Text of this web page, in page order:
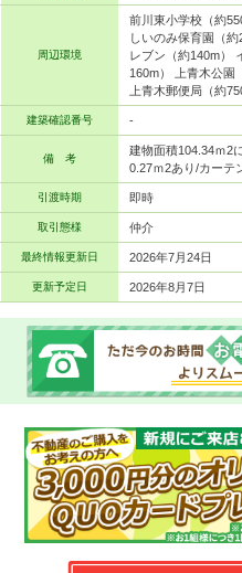
周辺環境
前川東小学校（約
しいのみ保育園（
レブン（約140m）
160m） 上青木公園
上青木郵便局（約
建築確認番号 -
備 考
建物面積104.34ｍ2
0.27ｍ2あり/カーテ
引渡時期 即時
取引態様 仲介
最終情報更新日 2026年7月24日
更新予定日 2026年8月7日